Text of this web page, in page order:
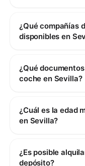
¿Qué compañías
disponibles en
¿Qué
coche en Sevilla?
¿Cuál es la edad
en Sevilla?
¿Es posible
depósito?